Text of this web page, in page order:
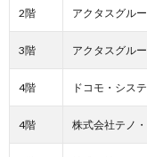
2階 アクタスグル
3階 アクタスグル
4階 ドコモ・シス
4階 株式会社テノ